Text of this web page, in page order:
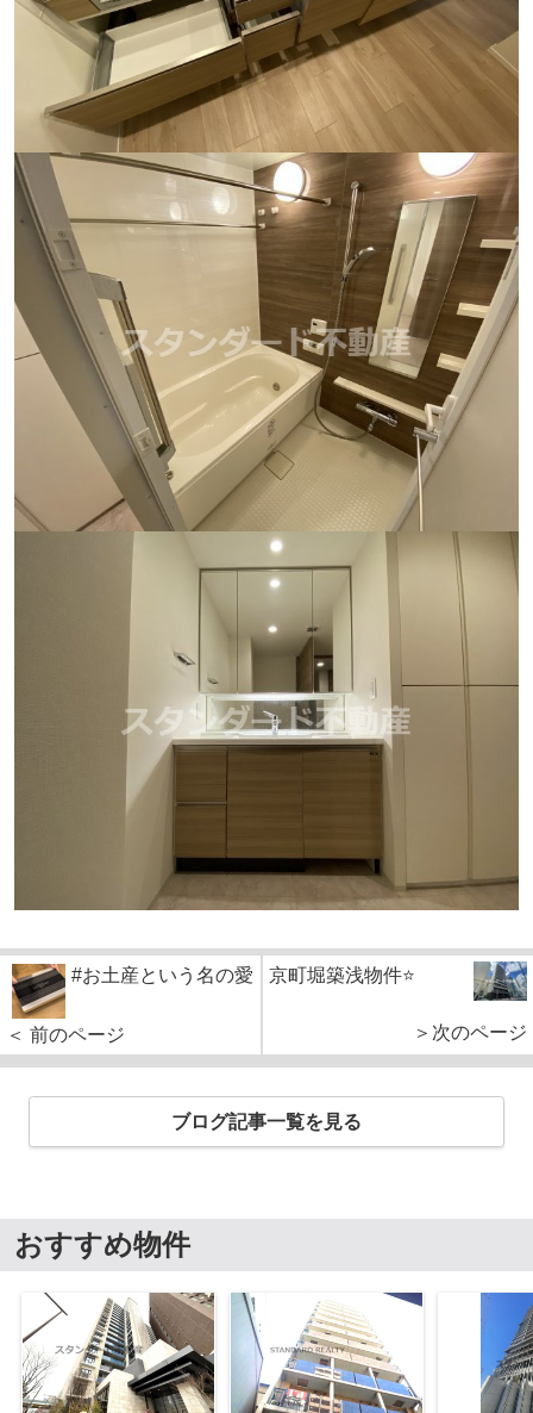
#お土産という名の愛
＜ 前のページ
京町堀築浅物件⭐️
＞次のページ
ブログ記事一覧を見る
おすすめ物件